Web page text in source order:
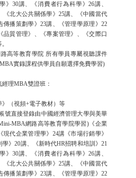
》30講、《消費者行為科學》26講、
《北大公共關係學》25講、《中國當代
傳播策劃學》23講、《管理學原理》22
品質管理》、《專案管理》、《交際口
高等教育學院 所有學員專屬視聽課件
實錄課程供學員自願選擇免費學習)
理MBA雙證班：
（視頻+電子教材）等
號直接登錄由中國經濟管理大學與美華
MBA網路高等教育學院學習)《企業
現代企業管理學》24講《市場行銷學》
》20講、《新時代HR招聘和培訓》21
》30講、《消費者行為科學》26講、
《北大公共關係學》25講、《中國當代
傳播策劃學》23講、《管理學原理》22